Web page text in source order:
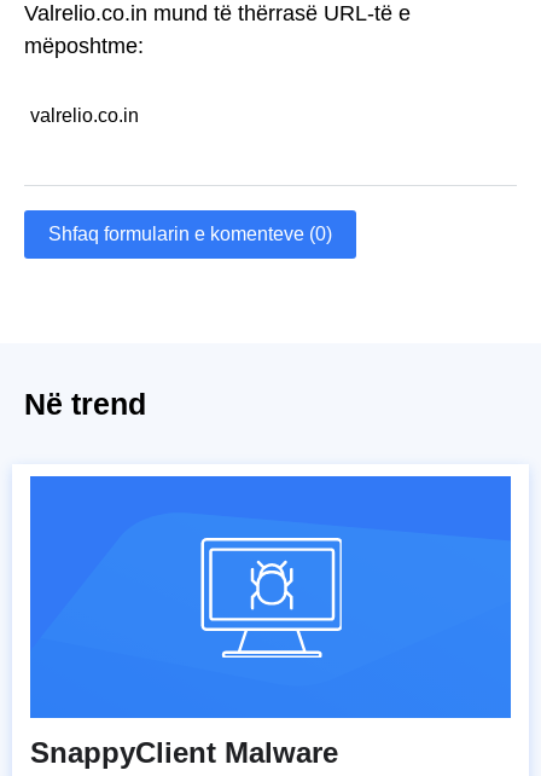
Valrelio.co.in mund të thërrasë URL-të e
mëposhtme:
valrelio.co.in
Shfaq formularin e komenteve (0)
Në trend
SnappyClient Malware